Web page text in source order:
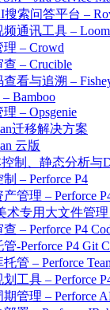
搜索问答平台 –
频通讯工具 – Loom
– Crowd
– Crucible
看与追溯 –
Bamboo
– Opsgenie
迁移解决方案
云版
控制、静态分析与
– Perforce P4
管理 – Perforce
术专用大文件管理
– Perforce P4
-Perforce P4 Git
管 – Perforce
工具 – Perforce
管理 – Perforce